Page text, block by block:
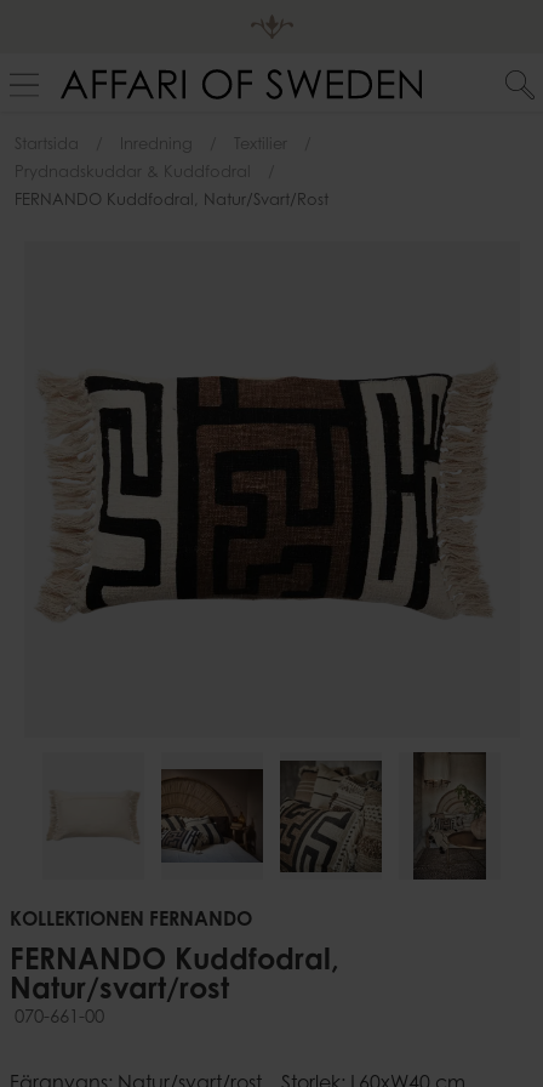
Startsida Inredning
Textilier
Prydnadskuddar & Kuddfodral
FERNANDO Kuddfodral, Natur/svart/rost
KOLLEKTIONEN FERNANDO
FERNANDO Kuddfodral,
Natur/svart/rost
070-661-00